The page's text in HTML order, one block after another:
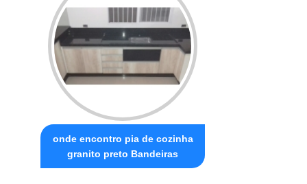
onde encontro pia de cozinha
granito preto Bandeiras